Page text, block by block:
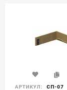
АРТИКУЛ: СП-07